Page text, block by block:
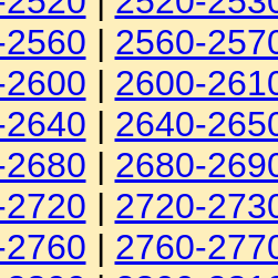
| 2560-
| 2600-
| 2640-
| 2680-
| 2720-
| 2760-